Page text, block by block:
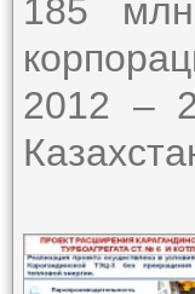
185
2012 –